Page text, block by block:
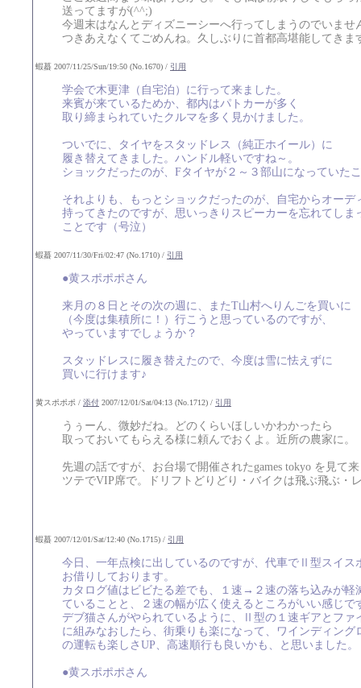
送ってますが(^^;)
今週末はなんとディズニーシーへ行ってしまうのでいませ
つきあえなくてごめんね。久しぶりに首都高堪能してきま
蝦蟇 2007/11/25/Sun/19:50 (No.1670) / 引用
学会で木更津（自宅泊）に行って来ました。
来賓が来ているためか、都内はパトカーが多く
取り締まられていたクルマを多く見かけました。
ついでに、タイヤをスタッドレス（純正ホイール）に
履き替えてきました。ハンドル軽いですね～。
ショックだったのが、Fタイヤが２～３部山になっていた
それよりも、もっとショックだったのが、自宅からオーデ
持ってきたのですが、思いっきりスピーカーを忘れてしま
ことです（号泣）
蝦蟇 2007/11/30/Fri/02:47 (No.1710) / 引用
●黄スポポポさん
来月の８日とその次の週に、またT山村へりんごを買いに
（今度は集積所に！）行こうと思っているのですが、
やっていますでしょうか？
スタッドレスに履き替えたので、今度は雪に怯えずに
買いに行けます♪
黄スポポポ / 添付 2007/12/01/Sat/04:13 (No.1712) / 引用
うぅーん、微妙だね。どのくらいほしいかわかったら
取っておいてもらえる様に頼んでおくよ。近所の農家に。
先週の話ですが、お台場で開催されたgames tokyo を見て
ツテでVIP席で。ドリフトどりどり・バイクは飛ぶ飛ぶ・
蝦蟇 2007/12/01/Sat/12:40 (No.1715) / 引用
今日、一年点検に出しているのですが、代車でⅡ型スイス
お借りしております。
カタログ値はビビたる差でも、１速→２速の落ち込みが軽
ていることと、２速の幅が広く使えるところがいい感じで
デブ猫さんがやられているように、Ⅱ型の１速ギアとファ
に組みなおしたら、街乗りも楽になって、ワインディング
の運転も楽しさUP、高速順行も良いかも、と思いました。
●黄スポポポさん